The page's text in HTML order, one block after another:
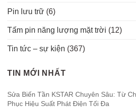
Pin lưu trữ (6)
Tấm pin năng lượng mặt trời (12)
Tin tức – sự kiện (367)
TIN MỚI NHẤT
Sửa Biến Tần KSTAR Chuyên Sâu: Từ
Phục Hiệu Suất Phát Điện Tối Đa